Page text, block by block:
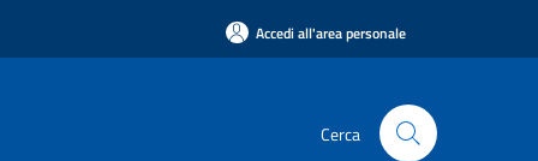
Accedi all'area personale
Cerca